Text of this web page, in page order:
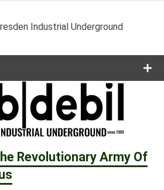
Industrial Underground
Revolutionary Army Of